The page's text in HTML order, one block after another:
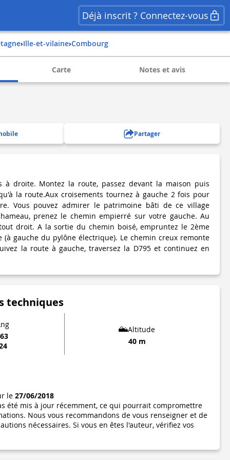
Déjà inscrit ? Connectez-vous
› ille-et-vilaine› combourg
Carte Notes et avis
Partager
à droite. Montez la route, passez devant la maison puis
la route.Aux croisements tournez à gauche 2 fois pour
Vous pouvez admirer le patrimoine bâti de ce village
prenez le chemin empierré sur votre gauche. Au
droit. A la sortie du chemin boisé, empruntez le 2ème
gauche du pylône électrique). Le chemin creux remonte
la route à gauche, traversez la D795 et continuez en
techniques
Altitude
40 m
le 27/06/2018
été mis à jour récemment, ce qui pourrait compromettre
Nous vous recommandons de vous renseigner et de
nécessaires. Si vous en êtes l'auteur, vérifiez vos